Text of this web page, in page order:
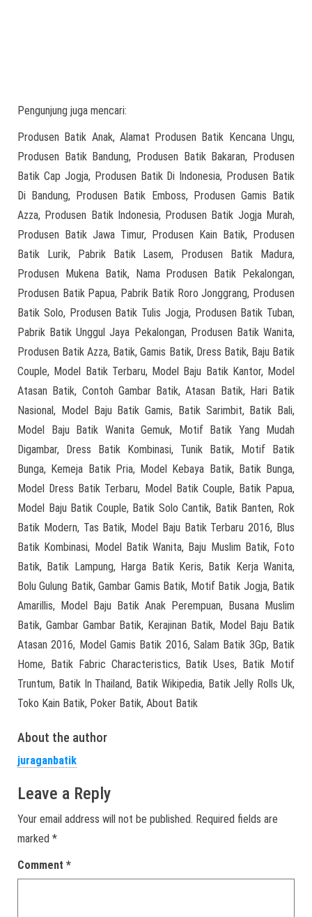
Pengunjung juga mencari:
Produsen Batik Anak, Alamat Produsen Batik Kencana Ungu,
Produsen Batik Bandung, Produsen Batik Bakaran, Produsen
Batik Cap Jogja, Produsen Batik Di Indonesia, Produsen Batik
Di Bandung, Produsen Batik Emboss, Produsen Gamis Batik
Azza, Produsen Batik Indonesia, Produsen Batik Jogja Murah,
Produsen Batik Jawa Timur, Produsen Kain Batik, Produsen
Batik Lurik, Pabrik Batik Lasem, Produsen Batik Madura,
Produsen Mukena Batik, Nama Produsen Batik Pekalongan,
Produsen Batik Papua, Pabrik Batik Roro Jonggrang, Produsen
Batik Solo, Produsen Batik Tulis Jogja, Produsen Batik Tuban,
Pabrik Batik Unggul Jaya Pekalongan, Produsen Batik Wanita,
Produsen Batik Azza, Batik, Gamis Batik, Dress Batik, Baju Batik
Couple, Model Batik Terbaru, Model Baju Batik Kantor, Model
Atasan Batik, Contoh Gambar Batik, Atasan Batik, Hari Batik
Nasional, Model Baju Batik Gamis, Batik Sarimbit, Batik Bali,
Model Baju Batik Wanita Gemuk, Motif Batik Yang Mudah
Digambar, Dress Batik Kombinasi, Tunik Batik, Motif Batik
Bunga, Kemeja Batik Pria, Model Kebaya Batik, Batik Bunga,
Model Dress Batik Terbaru, Model Batik Couple, Batik Papua,
Model Baju Batik Couple, Batik Solo Cantik, Batik Banten, Rok
Batik Modern, Tas Batik, Model Baju Batik Terbaru 2016, Blus
Batik Kombinasi, Model Batik Wanita, Baju Muslim Batik, Foto
Batik, Batik Lampung, Harga Batik Keris, Batik Kerja Wanita,
Bolu Gulung Batik, Gambar Gamis Batik, Motif Batik Jogja, Batik
Amarillis, Model Baju Batik Anak Perempuan, Busana Muslim
Batik, Gambar Gambar Batik, Kerajinan Batik, Model Baju Batik
Atasan 2016, Model Gamis Batik 2016, Salam Batik 3Gp, Batik
Home, Batik Fabric Characteristics, Batik Uses, Batik Motif
Truntum, Batik In Thailand, Batik Wikipedia, Batik Jelly Rolls Uk,
Toko Kain Batik, Poker Batik, About Batik
About the author
juraganbatik
Leave a Reply
Your email address will not be published. Required fields are
marked *
Comment *